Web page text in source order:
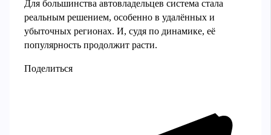
Для большинства автовладельцев система стала
реальным решением, особенно в удалённых и
убыточных регионах. И, судя по динамике, её
популярность продолжит расти.
Поделиться